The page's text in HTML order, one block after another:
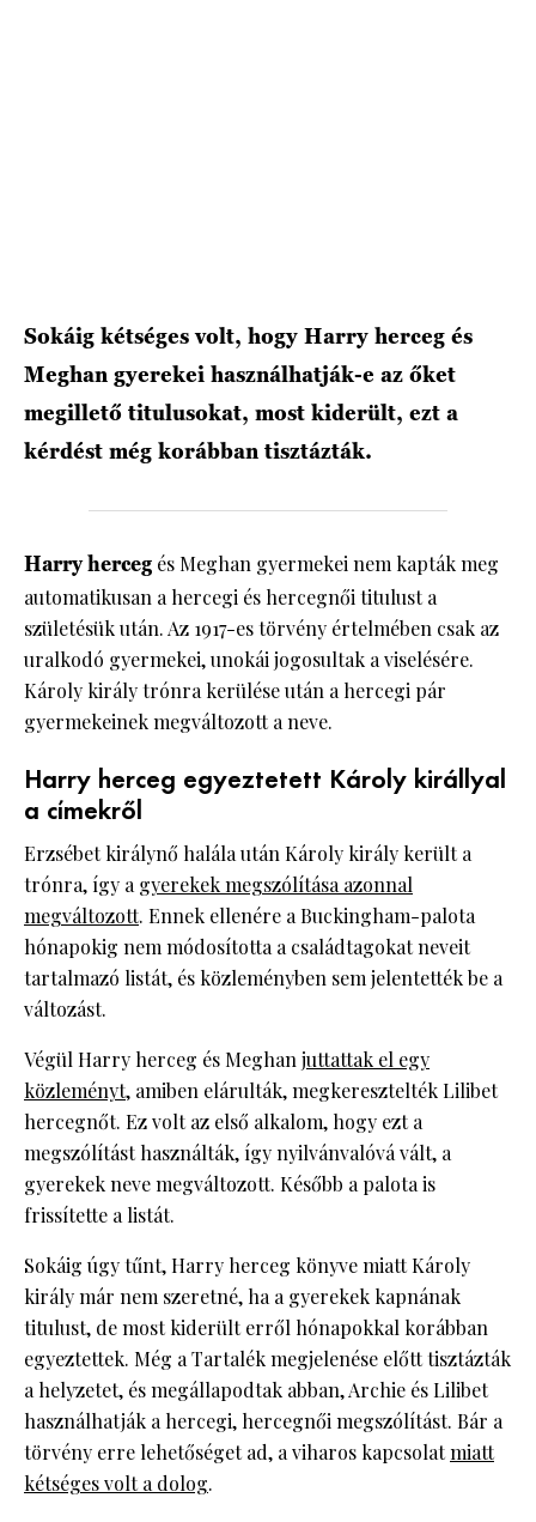
Sokáig kétséges volt, hogy Harry herceg és
Meghan gyerekei használhatják-e az őket
megillető titulusokat, most kiderült, ezt a
kérdést még korábban tisztázták.
Harry herceg és Meghan gyermekei nem kapták meg
automatikusan a hercegi és hercegnői titulust a
születésük után. Az 1917-es törvény értelmében csak az
uralkodó gyermekei, unokái jogosultak a viselésére.
Károly király trónra kerülése után a hercegi pár
gyermekeinek megváltozott a neve.
Harry herceg egyeztetett Károly királlyal
a címekről
Erzsébet királynő halála után Károly király került a
trónra, így agyerekek megszólítása azonnal
megváltozott. Ennek ellenére a Buckingham-palota
hónapokig nem módosította a családtagokat neveit
tartalmazó listát, és közleményben sem jelentették be a
változást.
Végül Harry herceg és Meghanjuttattak el egy
közleményt, amiben elárulták, megkeresztelték Lilibet
hercegnőt. Ez volt az első alkalom, hogy ezt a
megszólítást használták, így nyilvánvalóvá vált, a
gyerekek neve megváltozott. Később a palota is
frissítette a listát.
Sokáig úgy tűnt, Harry herceg könyve miatt Károly
király már nem szeretné, ha a gyerekek kapnának
titulust, de most kiderült erről hónapokkal korábban
egyeztettek. Még a Tartalék megjelenése előtt tisztázták
a helyzetet, és megállapodtak abban, Archie és Lilibet
használhatják a hercegi, hercegnői megszólítást. Bár a
törvény erre lehetőséget ad, a viharos kapcsolatmiatt
kétséges volt a dolog.